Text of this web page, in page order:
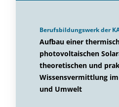
Berufsbildungswerk der
Aufbau einer
photovoltaischen
theoretischen und
Wissensvermittlung im
und Umwelt